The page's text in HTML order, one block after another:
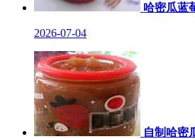
哈密瓜蓝
2026-07-04
自制哈密